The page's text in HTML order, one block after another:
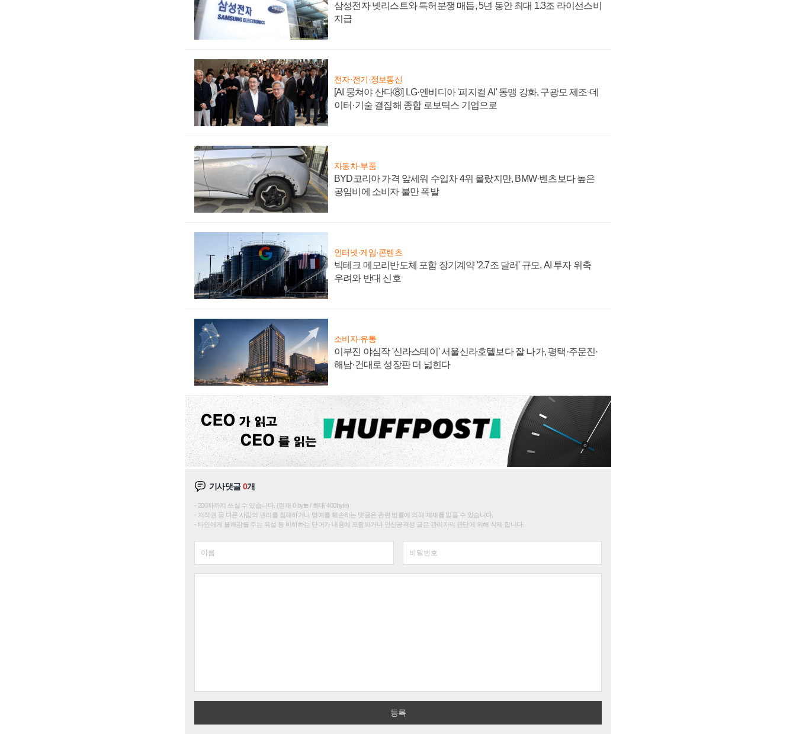
삼성전자 넷리스트와 특허분쟁 매듭, 5년 동안 최대 1.3조 라이선스비
지급
전자·전기·정보통신
[AI 뭉쳐야 산다⑧] LG·엔비디아 '피지컬 AI' 동맹 강화, 구광모 제조·데
이터·기술 결집해 종합 로보틱스 기업으로
자동차·부품
BYD코리아 가격 앞세워 수입차 4위 올랐지만, BMW·벤츠보다 높은
공임비에 소비자 불만 폭발
인터넷·게임·콘텐츠
빅테크 메모리반도체 포함 장기계약 '2.7조 달러' 규모, AI 투자 위축
우려와 반대 신호
소비자·유통
이부진 야심작 '신라스테이' 서울신라호텔보다 잘 나가, 평택·주문진·
해남·건대로 성장판 더 넓힌다
기사댓글0개
200자까지 쓰실 수 있습니다. (현재 0 byte / 최대 400byte)
저작권 등 다른 사람의 권리를 침해하거나 명예를 훼손하는 댓글은 관련 법률에 의해 제재를 받을 수 있습니다.
타인에게 불쾌감을 주는 욕설 등 비하하는 단어가 내용에 포함되거나 인신공격성 글은 관리자의 판단에 의해 삭제 합니다.